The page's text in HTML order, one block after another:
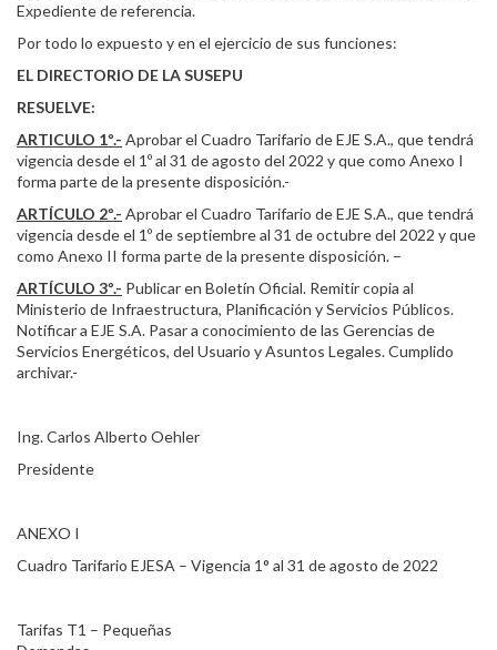
Expediente de referencia.
Por todo lo expuesto y en el ejercicio de sus funciones:
EL DIRECTORIO DE LA SUSEPU
RESUELVE:
ARTICULO 1º.- Aprobar el Cuadro Tarifario de EJE S.A., que tendrá
vigencia desde el 1º al 31 de agosto del 2022 y que como Anexo I
forma parte de la presente disposición.-
ARTÍCULO 2º.- Aprobar el Cuadro Tarifario de EJE S.A., que tendrá
vigencia desde el 1º de septiembre al 31 de octubre del 2022 y que
como Anexo II forma parte de la presente disposición. –
ARTÍCULO 3º.- Publicar en Boletín Oficial. Remitir copia al
Ministerio de Infraestructura, Planificación y Servicios Públicos.
Notificar a EJE S.A. Pasar a conocimiento de las Gerencias de
Servicios Energéticos, del Usuario y Asuntos Legales. Cumplido
archivar.-
Ing. Carlos Alberto Oehler
Presidente
ANEXO I
Cuadro Tarifario EJESA – Vigencia 1° al 31 de agosto de 2022
Tarifas T1 – Pequeñas